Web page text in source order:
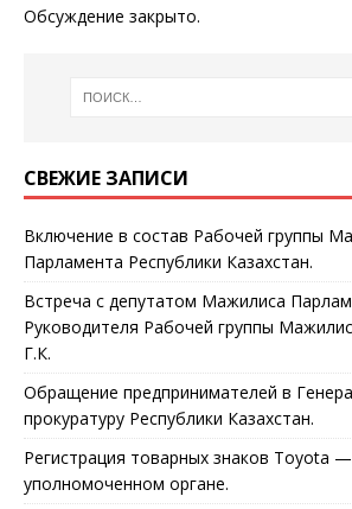
Обсуждение закрыто.
СВЕЖИЕ ЗАПИСИ
Включение в состав Рабочей группы
Парламента Республики Казахстан.
Встреча с депутатом Мажилиса
Руководителя Рабочей группы
Г.К.
Обращение предпринимателей в
прокуратуру Республики Казахстан.
Регистрация товарных знаков Toyota
уполномоченном органе.